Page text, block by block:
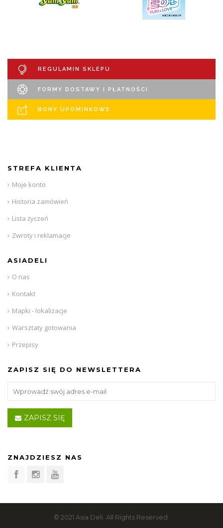
REGULAMIN SKLEPU
FORMY DOSTAWY I PŁATNOŚCI
BONY UPOMINKOWE
STREFA KLIENTA
Moje konto
Historia zamówień
Lista życzeń
Zwroty i reklamacje
ASIADELI
O nas
Kontakt
Mapki - lokalizacje
Warsztaty gotowania
Przepisy
ZAPISZ SIĘ DO NEWSLETTERA
ZAPISZ SIĘ
ZNAJDZIESZ NAS
© 2021 Asia Deli. All Rights Reserved.